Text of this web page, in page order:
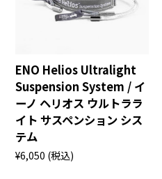
ENO Helios Ultralight
Suspension System / イ
ーノ ヘリオス ウルトララ
イト サスペンション シス
テム
¥6,050 (税込)